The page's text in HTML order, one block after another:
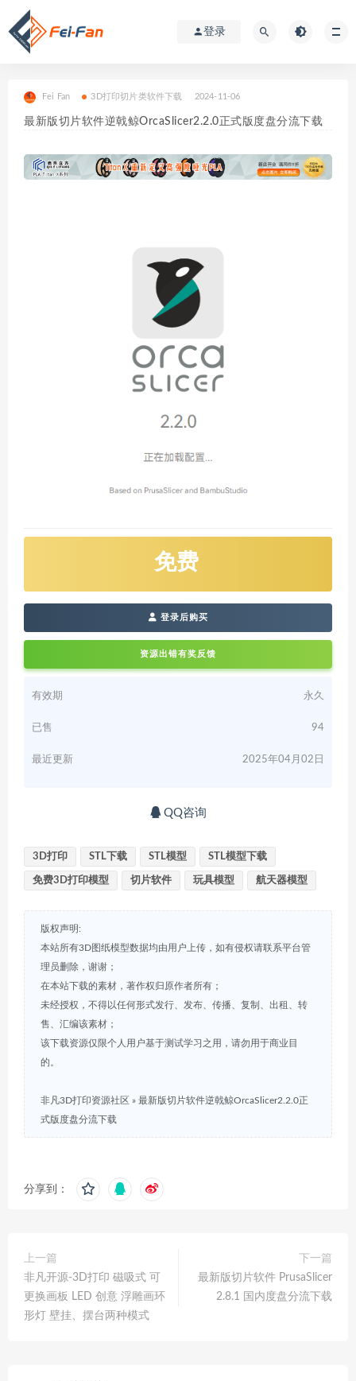
登录
Fei Fan 3D打印切片类软件下载 2024-11-06
最新版切片软件逆戟鲸OrcaSlicer2.2.0正式版度盘分流下载
免费
登录后购买
资源出错有奖反馈
有效期 永久
已售 94
最近更新 2025年04月02日
QQ咨询
3D打印 STL下载 STL模型 STL模型下载
免费3D打印模型 切片软件 玩具模型 航天器模型
版权声明:
本站所有3D图纸模型数据均由用户上传，如有侵权请联系平台管
理员删除，谢谢；
在本站下载的素材，著作权归原作者所有；
未经授权，不得以任何形式发行、发布、传播、复制、出租、转
售、汇编该素材；
该下载资源仅限个人用户基于测试学习之用，请勿用于商业目
的。
非凡3D打印资源社区 » 最新版切片软件逆戟鲸OrcaSlicer2.2.0正
式版度盘分流下载
分享到：
上一篇
非凡开源-3D打印 磁吸式 可
更换画板 LED 创意 浮雕画环
形灯 壁挂、摆台两种模式
下一篇
最新版切片软件 PrusaSlicer
2.8.1 国内度盘分流下载